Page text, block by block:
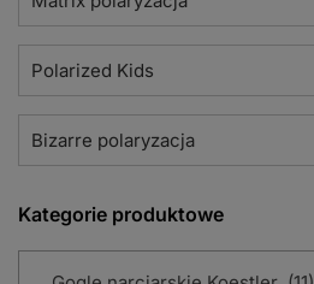
Polarized Kids
Bizarre polaryzacja
Kategorie produktowe